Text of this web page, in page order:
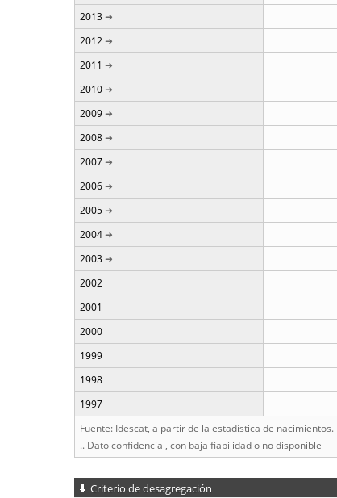
2013
2012
2011
2010
2009
2008
2007
2006
2005
2004
2003
2002
2001
2000
1999
1998
1997
Fuente: Idescat, a partir de la estadística de nacimientos.
.. Dato confidencial, con baja fiabilidad o no disponible
Criterio de desagregación